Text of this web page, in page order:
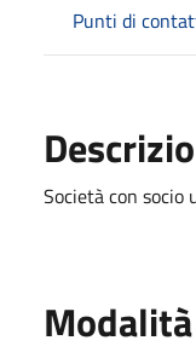
Punti di
Società con socio